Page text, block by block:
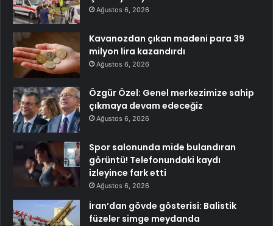
Ağustos 6, 2026
Kavanozdan çıkan madeni para 39
milyon lira kazandırdı
Ağustos 6, 2026
Özgür Özel: Genel merkezimize sahip
çıkmaya devam edeceğiz
Ağustos 6, 2026
Spor salonunda mide bulandıran
görüntü! Telefonundaki kaydı
izleyince fark etti
Ağustos 6, 2026
İran’dan gövde gösterisi: Balistik
füzeler simge meydanda